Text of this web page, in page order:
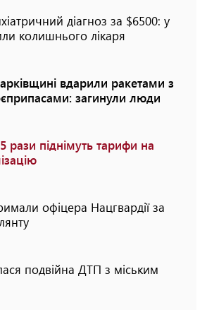
діагноз за $6500: у
колишнього лікаря
вдарили ракетами з
загинули люди
рази піднімуть тарифи на
офіцера Нацгвардії за
подвійна ДТП з міським